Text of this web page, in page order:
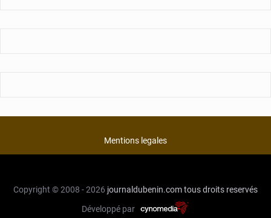
Mentions legales
Copyright © 2008 - 2026 journaldubenin.comtous droits reservés
Développé par